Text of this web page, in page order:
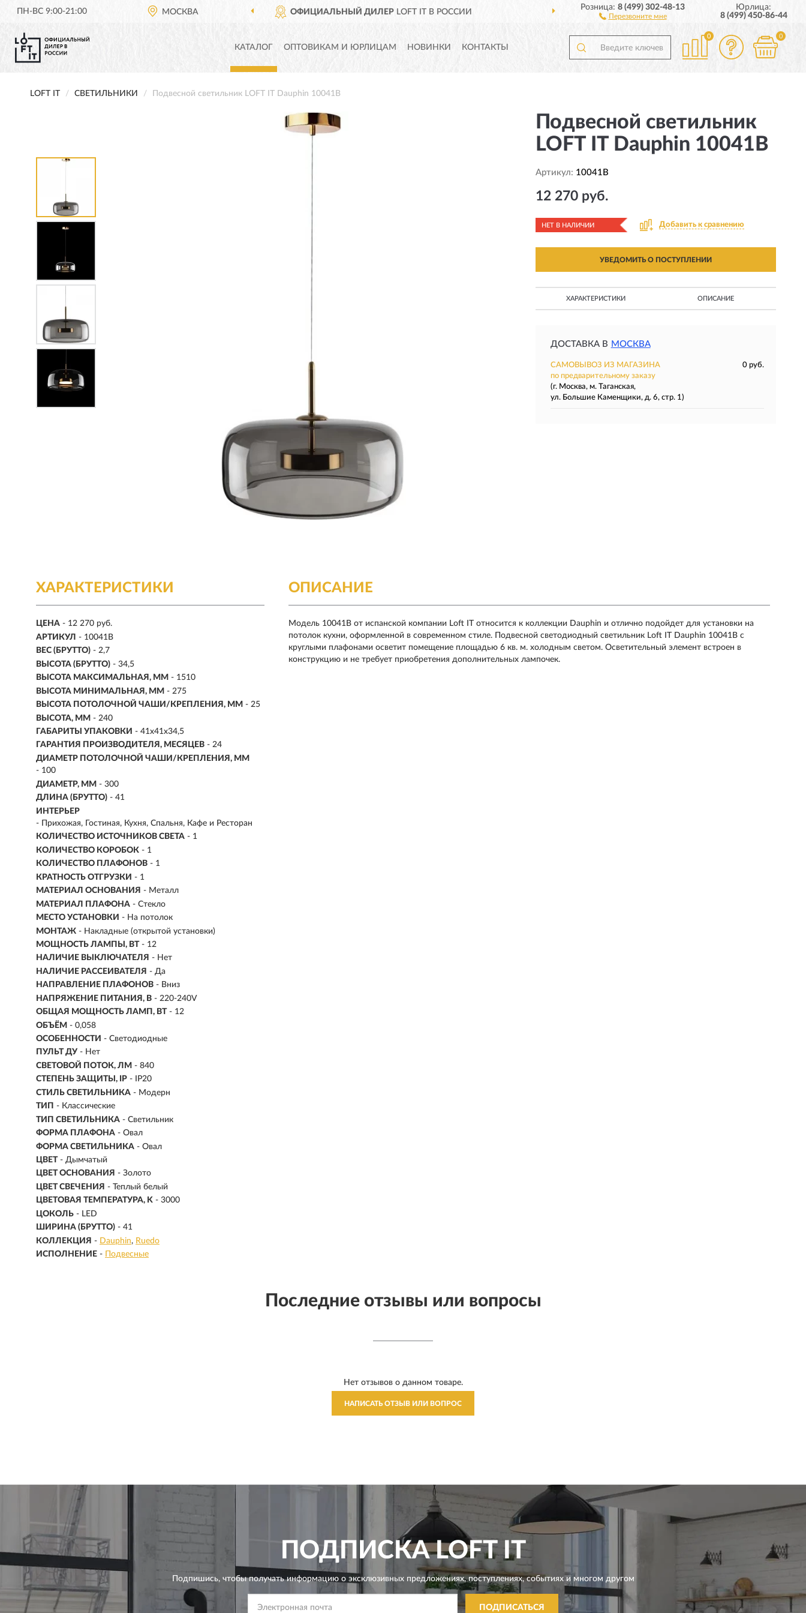
ПН-ВС 9:00-21:00 МОСКВА
ОФИЦИАЛЬНЫЙ ДИЛЕР LOFT IT В РОССИИ ДОСТАВИМ ПО ВСЕЙ РОССИИ ПОЛНЫЙ
Розница:8 (499) 302-48-13
Перезвоните мне
Юрлица:
8 (499) 450-86-44
КАТАЛОГ ОПТОВИКАМ И ЮРЛИЦАМ НОВИНКИ КОНТАКТЫ
0 0
LOFT IT СВЕТИЛЬНИКИ Подвесной светильник LOFT IT Dauphin 10041B
Подвесной светильник
LOFT IT Dauphin 10041B
Артикул: 10041B
12 270 руб.
НЕТ В НАЛИЧИИ Добавить к сравнению
УВЕДОМИТЬ О ПОСТУПЛЕНИИ
ХАРАКТЕРИСТИКИ ОПИСАНИЕ
ДОСТАВКА В МОСКВА
САМОВЫВОЗ ИЗ МАГАЗИНА
0 руб.
по предварительному заказу
(г. Москва, м. Таганская,
ул. Большие Каменщики, д. 6, стр. 1)
ХАРАКТЕРИСТИКИ
ЦЕНА - 12 270 руб.
АРТИКУЛ - 10041B
ВЕС (БРУТТО) - 2,7
ВЫСОТА (БРУТТО) - 34,5
ВЫСОТА МАКСИМАЛЬНАЯ, ММ - 1510
ВЫСОТА МИНИМАЛЬНАЯ, ММ - 275
ВЫСОТА ПОТОЛОЧНОЙ ЧАШИ/КРЕПЛЕНИЯ, ММ - 25
ВЫСОТА, ММ - 240
ГАБАРИТЫ УПАКОВКИ - 41x41x34,5
ГАРАНТИЯ ПРОИЗВОДИТЕЛЯ, МЕСЯЦЕВ - 24
ДИАМЕТР ПОТОЛОЧНОЙ ЧАШИ/КРЕПЛЕНИЯ, ММ
- 100
ДИАМЕТР, ММ - 300
ДЛИНА (БРУТТО) - 41
ИНТЕРЬЕР
- Прихожая, Гостиная, Кухня, Спальня, Кафе и Ресторан
КОЛИЧЕСТВО ИСТОЧНИКОВ СВЕТА - 1
КОЛИЧЕСТВО КОРОБОК - 1
КОЛИЧЕСТВО ПЛАФОНОВ - 1
КРАТНОСТЬ ОТГРУЗКИ - 1
МАТЕРИАЛ ОСНОВАНИЯ - Металл
МАТЕРИАЛ ПЛАФОНА - Стекло
МЕСТО УСТАНОВКИ - На потолок
МОНТАЖ - Накладные (открытой установки)
МОЩНОСТЬ ЛАМПЫ, ВТ - 12
НАЛИЧИЕ ВЫКЛЮЧАТЕЛЯ - Нет
НАЛИЧИЕ РАССЕИВАТЕЛЯ - Да
НАПРАВЛЕНИЕ ПЛАФОНОВ - Вниз
НАПРЯЖЕНИЕ ПИТАНИЯ, В - 220-240V
ОБЩАЯ МОЩНОСТЬ ЛАМП, ВТ - 12
ОБЪЁМ - 0,058
ОСОБЕННОСТИ - Светодиодные
ПУЛЬТ ДУ - Нет
СВЕТОВОЙ ПОТОК, ЛМ - 840
СТЕПЕНЬ ЗАЩИТЫ, IP - IP20
СТИЛЬ СВЕТИЛЬНИКА - Модерн
ТИП - Классические
ТИП СВЕТИЛЬНИКА - Светильник
ФОРМА ПЛАФОНА - Овал
ФОРМА СВЕТИЛЬНИКА - Овал
ЦВЕТ - Дымчатый
ЦВЕТ ОСНОВАНИЯ - Золото
ЦВЕТ СВЕЧЕНИЯ - Теплый белый
ЦВЕТОВАЯ ТЕМПЕРАТУРА, K - 3000
ЦОКОЛЬ - LED
ШИРИНА (БРУТТО) - 41
КОЛЛЕКЦИЯ - Dauphin
Ruedo
ИСПОЛНЕНИЕ - Подвесные
ОПИСАНИЕ
Модель 10041B от испанской компании Loft IT относится к коллекции Dauphin и отлично подойдет для установки на
потолок кухни, оформленной в современном стиле. Подвесной светодиодный светильник Loft IT Dauphin 10041B с
круглыми плафонами осветит помещение площадью 6 кв. м. холодным светом. Осветительный элемент встроен в
конструкцию и не требует приобретения дополнительных лампочек.
Последние отзывы или вопросы
Нет отзывов о данном товаре.
НАПИСАТЬ ОТЗЫВ ИЛИ ВОПРОС
ПОДПИСКАLOFT IT
Подпишись, чтобы получать информацию о эксклюзивных предложениях,поступлениях, событиях и многом другом
ПОДПИСАТЬСЯ